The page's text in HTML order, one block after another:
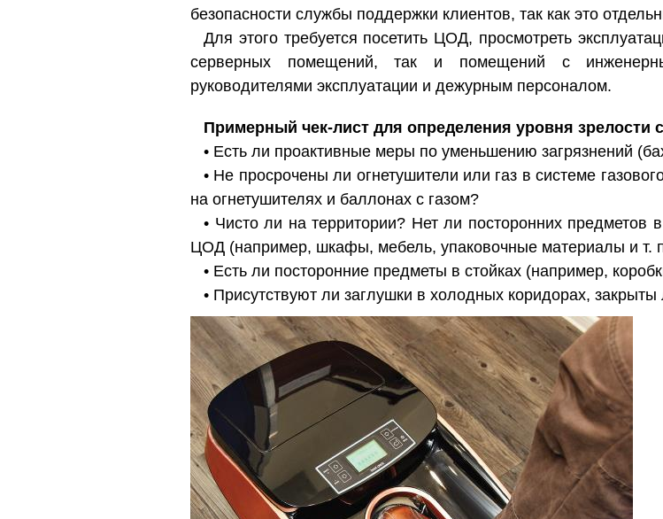
безопасности службы поддержки клиентов, так как это
Для этого требуется посетить ЦОД, просмотреть
серверных помещений, так и помещений с
руководителями эксплуатации и дежурным персоналом.
Примерный чек-лист для определения уровня зрелости
• Есть ли проактивные меры по уменьшению загрязнений
• Не просрочены ли огнетушители или газ в системе
на огнетушителях и баллонах с газом?
• Чисто ли на территории? Нет ли посторонних предметов
ЦОД (например, шкафы, мебель, упаковочные материалы и т.
• Есть ли посторонние предметы в стойках (например,
• Присутствуют ли заглушки в холодных коридорах,